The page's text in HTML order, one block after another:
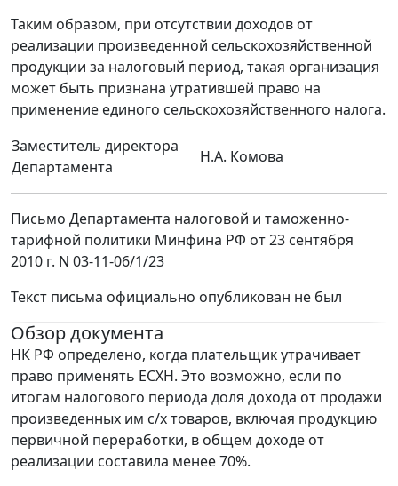
Таким образом, при отсутствии доходов от
реализации произведенной сельскохозяйственной
продукции за налоговый период, такая организация
может быть признана утратившей право на
применение единого сельскохозяйственного налога.
Заместитель директора
Департамента
Н.А. Комова
Письмо Департамента налоговой и таможенно-
тарифной политики Минфина РФ от 23 сентября
2010 г. N 03-11-06/1/23
Текст письма официально опубликован не был
Обзор документа
НК РФ определено, когда плательщик утрачивает
право применять ЕСХН. Это возможно, если по
итогам налогового периода доля дохода от продажи
произведенных им с/х товаров, включая продукцию
первичной переработки, в общем доходе от
реализации составила менее 70%.